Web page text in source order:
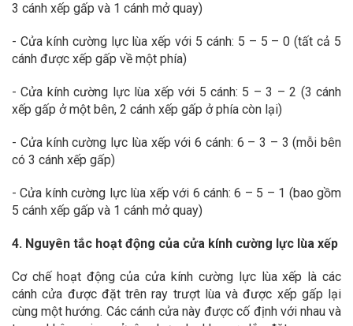
3 cánh xếp gấp và 1 cánh mở quay)
- Cửa kính cường lực lùa xếp với 5 cánh: 5 – 5 – 0 (tất cả 5
cánh được xếp gấp về một phía)
- Cửa kính cường lực lùa xếp với 5 cánh: 5 – 3 – 2 (3 cánh
xếp gấp ở một bên, 2 cánh xếp gấp ở phía còn lại)
- Cửa kính cường lực lùa xếp với 6 cánh: 6 – 3 – 3 (mỗi bên
có 3 cánh xếp gấp)
- Cửa kính cường lực lùa xếp với 6 cánh: 6 – 5 – 1 (bao gồm
5 cánh xếp gấp và 1 cánh mở quay)
4. Nguyên tắc hoạt động của cửa kính cường lực lùa xếp
Cơ chế hoạt động của cửa kính cường lực lùa xếp là các
cánh cửa được đặt trên ray trượt lùa và được xếp gấp lại
cùng một hướng. Các cánh cửa này được cố định với nhau và